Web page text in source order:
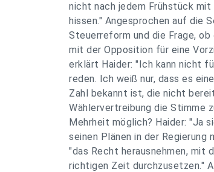
nicht nach jedem Frühstück
hissen." Angesprochen auf die
Steuerreform und die Frage,
mit der Opposition für eine
erklärt Haider: "Ich kann nicht
reden. Ich weiß nur, dass es
Zahl bekannt ist, die nicht
Wählervertreibung die Stimme
Mehrheit möglich? Haider: "Ja
seinen Plänen in der
"das Recht herausnehmen, mit
richtigen Zeit durchzusetzen."